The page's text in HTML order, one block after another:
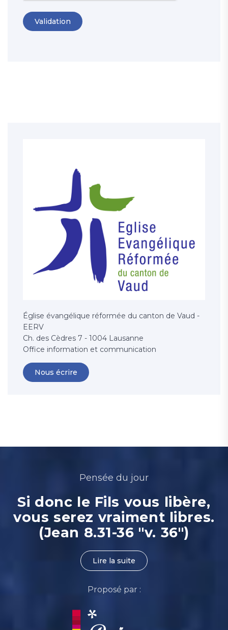
Église évangélique réformée du canton de Vaud -
EERV
Ch. des Cèdres 7 - 1004 Lausanne
Office information et communication
Nous écrire
Pensée du jour
Si donc le Fils vous libère,
vous serez vraiment libres.
(Jean 8.31-36 "v. 36")
Lire la suite
Proposé par :